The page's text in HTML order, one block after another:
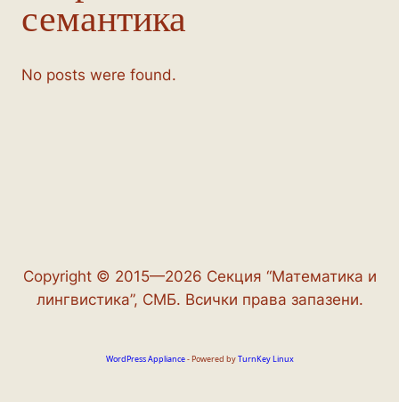
семантика
No posts were found.
Copyright © 2015—2026 Секция “Математика и
лингвистика”, СМБ. Всички права запазени.
WordPress Appliance- Powered byTurnKey Linux